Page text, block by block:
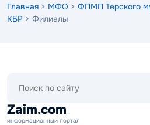
Главная > МФО > ФПМП Терского
КБР > Филиалы
сайту
Zaim.com
информационный портал